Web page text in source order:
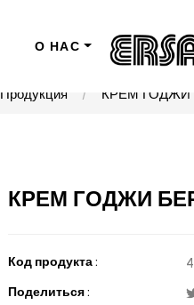
О НАС
Продукция КРЕМ ГОДЖИ
КРЕМ ГОДЖИ
Код продукта :
Поделиться :